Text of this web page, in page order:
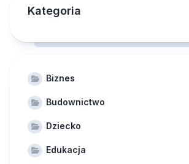
Kategoria
Biznes
Budownictwo
Dziecko
Edukacja